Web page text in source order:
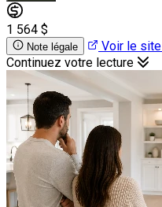
1 564 $
Note légale Voir le site
Continuez votre lecture